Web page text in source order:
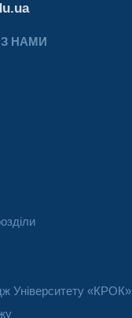
НАМИ
Університету «КРОК»